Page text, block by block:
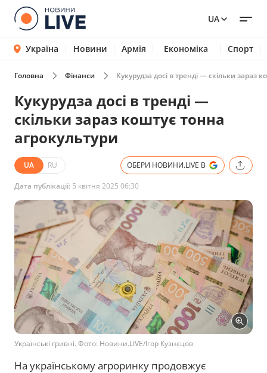
UA
Україна Новини Армія Економіка Спорт
Головна Фінанси Кукурудза досі в тренді — скільки зараз
Кукурудза досі в тренді —
скільки зараз коштує тонна
агрокультури
UA RU ОБЕРИ НОВИНИ.LIVE В
Дата публікації: 5 квітня 2025 06:30
Українські гривні. Фото: Новини.LIVE/Ігор Кузнєцов
На українському агроринку продовжує